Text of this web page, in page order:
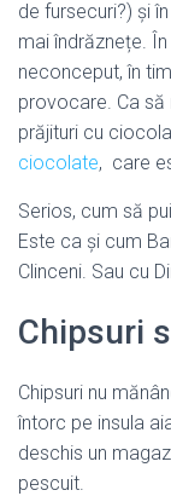
de fursecuri?) și
mai îndrăznețe.
neconceput, în
provocare. Ca să
prăjituri cu
ciocolate, care
Serios, cum să
Este ca și cum
Clinceni. Sau cu
Chipsuri
Chipsuri nu
întorc pe insula
deschis un
pescuit.